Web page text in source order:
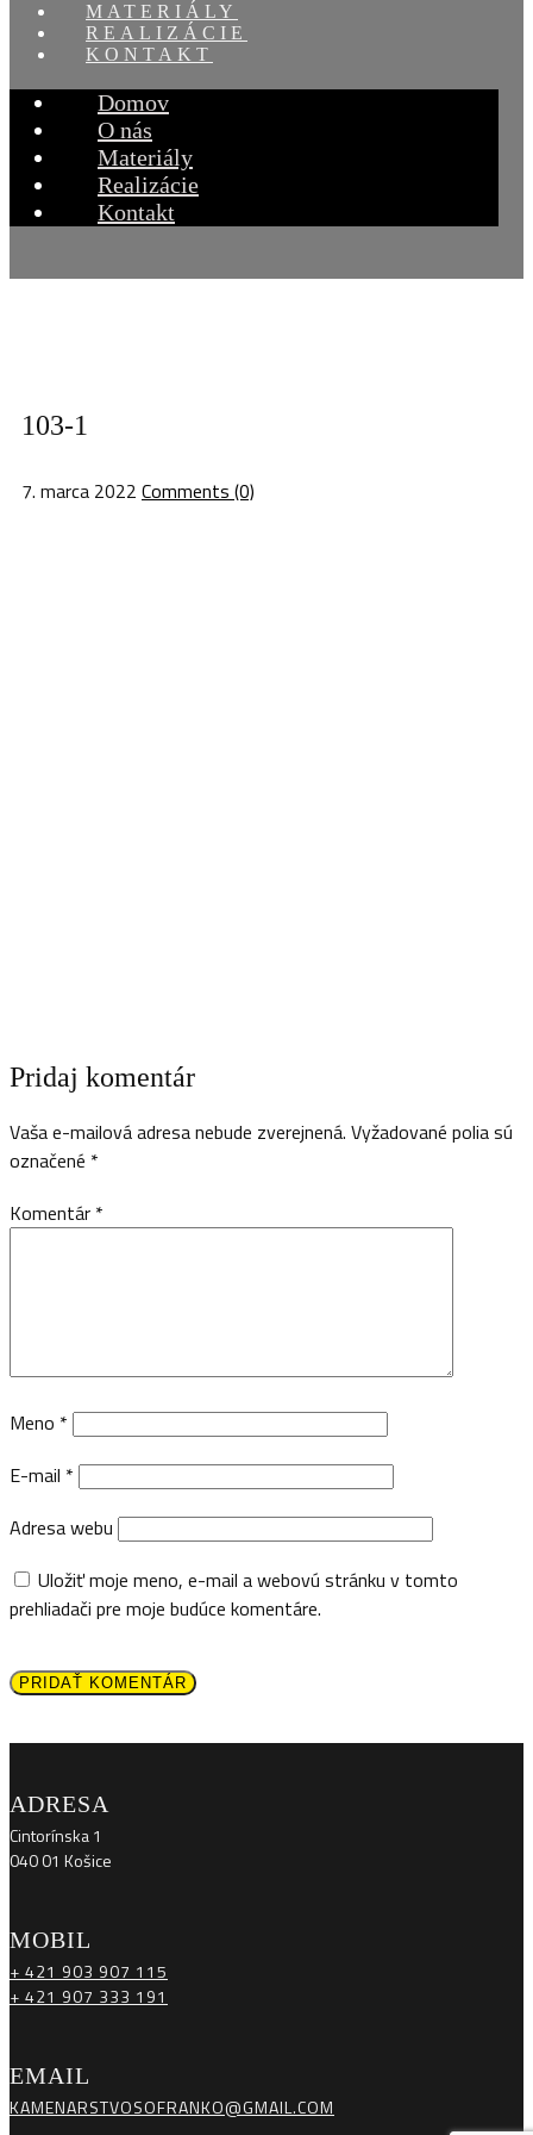
MATERIÁLY
REALIZÁCIE
KONTAKT
Domov
O nás
Materiály
Realizácie
Kontakt
103-1
7. marca 2022 Comments (0)
Pridaj komentár
Vaša e-mailová adresa nebude zverejnená. Vyžadované polia sú
označené *
Komentár *
Meno *
E-mail *
Adresa webu
Uložiť moje meno, e-mail a webovú stránku v tomto
prehliadači pre moje budúce komentáre.
PRIDAŤ KOMENTÁR
ADRESA
Cintorínska 1
040 01 Košice
MOBIL
+ 421 903 907 115
+ 421 907 333 191
EMAIL
KAMENARSTVOSOFRANKO@GMAIL.COM